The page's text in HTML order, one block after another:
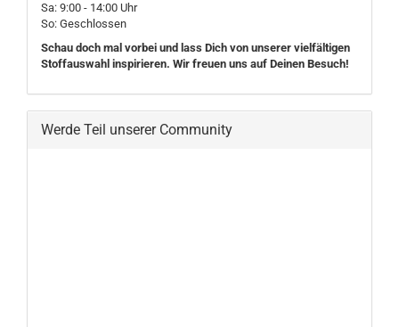
Sa: 9:00 - 14:00 Uhr
So: Geschlossen
Schau doch mal vorbei und lass Dich von unserer vielfältigen
Stoffauswahl inspirieren. Wir freuen uns auf Deinen Besuch!
Werde Teil unserer Community